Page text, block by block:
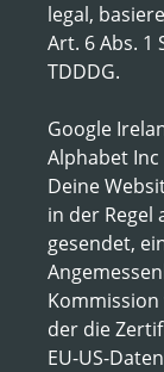
legal,
Art. 6 Abs. 1
TDDDG.
Google
Alphabet
Deine
in der Regel
gesendet,
Kommission
der die
EU-US-